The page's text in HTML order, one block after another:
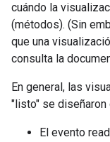
cuándo la
(métodos). (Sin
que una
consulta la
En general, las
"listo" se
El evento